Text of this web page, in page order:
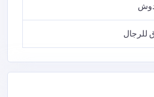
للرجال